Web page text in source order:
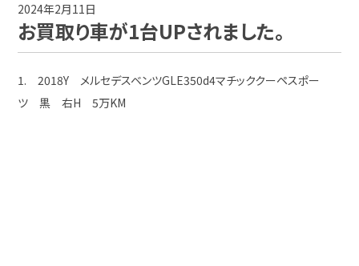
店舗紹介
2024年2月11日
お買取り車が1台UPされました。
1. 2018Y メルセデスベンツGLE350d4マチッククーペスポー
ツ 黒 右H 5万KM